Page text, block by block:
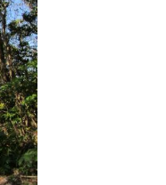
した。